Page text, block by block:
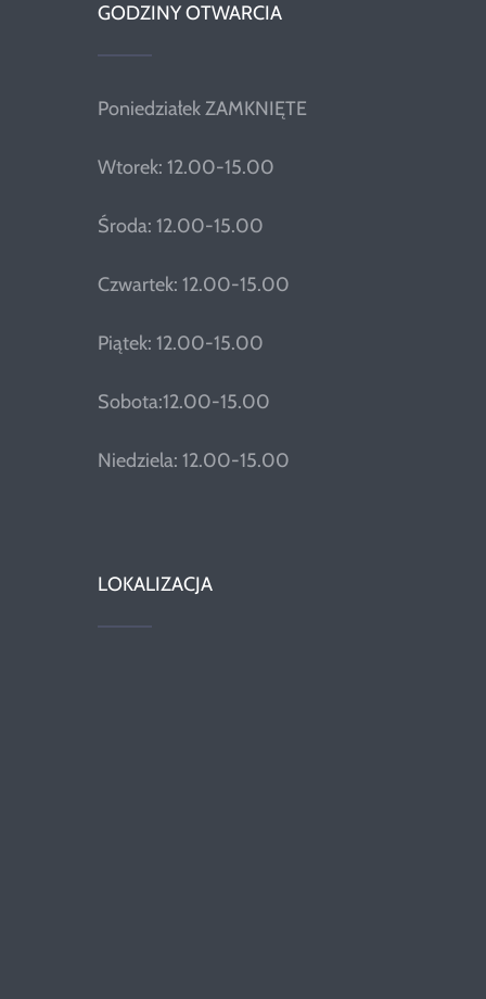
GODZINY OTWARCIA
Poniedziałek ZAMKNIĘTE
Wtorek: 12.00-15.00
Środa: 12.00-15.00
Czwartek: 12.00-15.00
Piątek: 12.00-15.00
Sobota:12.00-15.00
Niedziela: 12.00-15.00
LOKALIZACJA